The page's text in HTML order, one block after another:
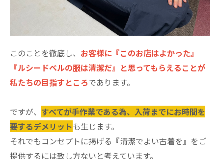
このことを徹底し、 お客様に『このお店はよかった』
『ルシードベルの服は清潔だ』と思ってもらえることが
私たちの目指すところであります。
ですが、 すべてが手作業である為、入荷までにお時間を
要するデメリットも生じます。
それでもコンセプトに掲げる『清潔でよい古着を』をご
提供するには致し方ないと考えています。